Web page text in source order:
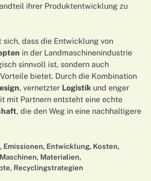
ihrer Produktentwicklung zu
sich, dass die Entwicklung von
in der Landmaschinenindustrie
sinnvoll ist, sondern auch
bietet. Durch die Kombination
, vernetzter Logistik und enger
mit Partnern entsteht eine echte
, die den Weg in eine nachhaltigere
, Emissionen, Entwicklung, Kosten,
Maschinen, Materialien,
, Recyclingstrategien